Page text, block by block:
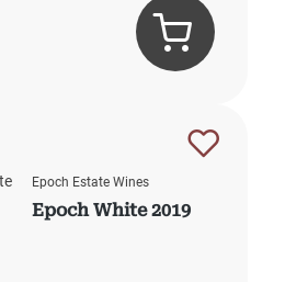
Epoch Estate Wines
Epoch White 2019